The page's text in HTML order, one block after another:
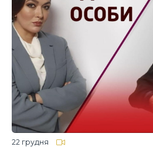
22 грудня